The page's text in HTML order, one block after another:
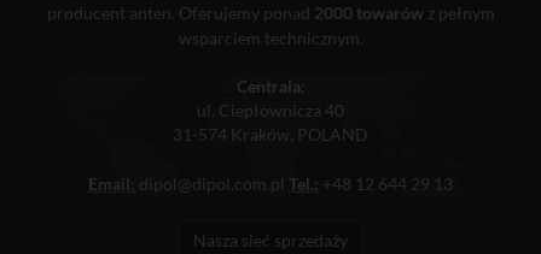
producent anten. Oferujemy ponad 2000 towarówz pełnym
wsparciem technicznym.
Centrala:
ul. Ciepłownicza 40
31-574 Kraków, POLAND
Email: dipol@dipol.com.pl Tel.: +48 12 644 29 13
Nasza sieć sprzedaży